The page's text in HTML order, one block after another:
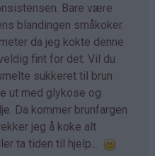
Bare være
blandingen småkoker.
da jeg kokte denne
fint for det. Vil du
sukkeret til brun
ut med glykose og
Da kommer brunfargen
jeg å koke alt
ta tiden til hjelp...